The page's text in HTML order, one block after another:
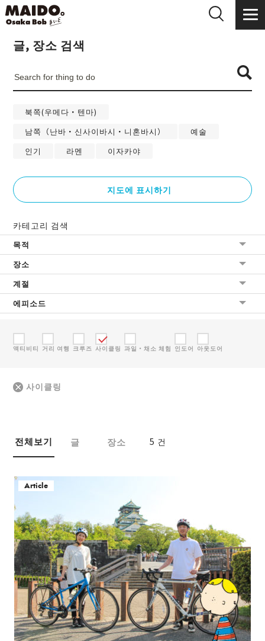
글, 장소 검색
북쪽(우메다・텐마)
남쪽（난바・신사이바시・니혼바시）
예술
인기
라멘 이자카야
지도에 표시하기
카테고리 검색
목적
장소
계절
에피소드
액티비티 거리 여행 크루즈 사이클링 과일・채소 체험 인도어 아웃도어
사이클링
전체보기 글 장소 5 건
Article